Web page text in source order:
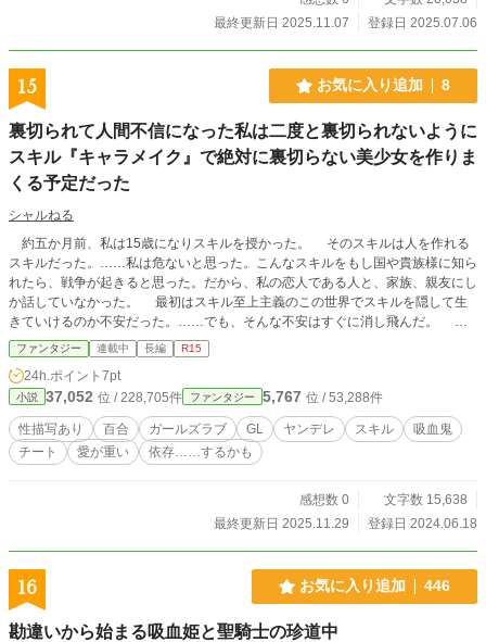
最終更新日 2025.11.07
登録日 2025.07.06
15 お気に入り追加 8
裏切られて人間不信になった私は二度と裏切られないように
スキル『キャラメイク』で絶対に裏切らない美少女を作りま
くる予定だった
シャルねる
約五か月前、私は15歳になりスキルを授かった。 そのスキルは人を作れる
スキルだった。……私は危ないと思った。こんなスキルをもし国や貴族様に知ら
れたら、戦争が起きると思った。だから、私の恋人である人と、家族、親友にし
か話していなかった。 最初はスキル至上主義のこの世界でスキルを隠して生
きていけるのか不安だった。……でも、そんな不安はすぐに消し飛んだ。 楽
しかった。幸せだった。……ただ、その幸せは偽りだった。
ファンタジー 連載中 長編 R15
24h.ポイント 7pt
小説 37,052 位 / 228,705件 ファンタジー 5,767 位 / 53,288件
性描写あり 百合 ガールズラブ GL ヤンデレ スキル
吸血鬼
チート
愛が重い 依存……するかも
感想数 0
文字数 15,638
最終更新日 2025.11.29
登録日 2024.06.18
16 お気に入り追加 446
勘違いから始まる吸血姫と聖騎士の珍道中